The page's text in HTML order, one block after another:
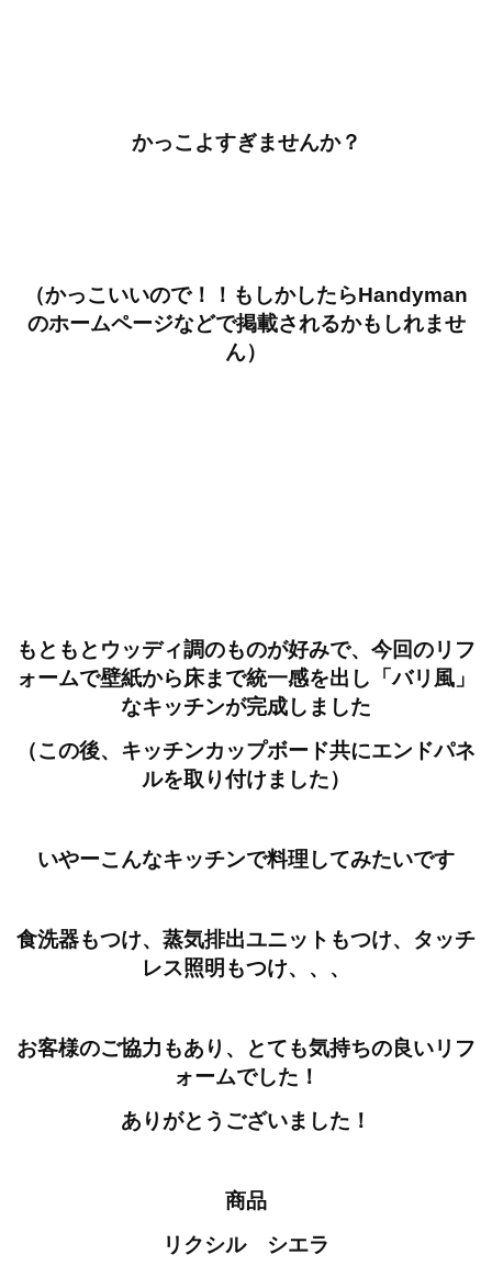
かっこよすぎませんか？
（かっこいいので！！もしかしたらHandyman
のホームページなどで掲載されるかもしれませ
ん）
もともとウッディ調のものが好みで、今回のリフ
ォームで壁紙から床まで統一感を出し「バリ風」
なキッチンが完成しました
（この後、キッチンカップボード共にエンドパネ
ルを取り付けました）
いやーこんなキッチンで料理してみたいです
食洗器もつけ、蒸気排出ユニットもつけ、タッチ
レス照明もつけ、、、
お客様のご協力もあり、とても気持ちの良いリフ
ォームでした！
ありがとうございました！
商品
リクシル シエラ